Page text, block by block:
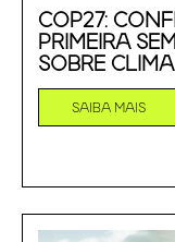
COP27:
PRIMEIRA
SOBRE
SAIBA MAIS